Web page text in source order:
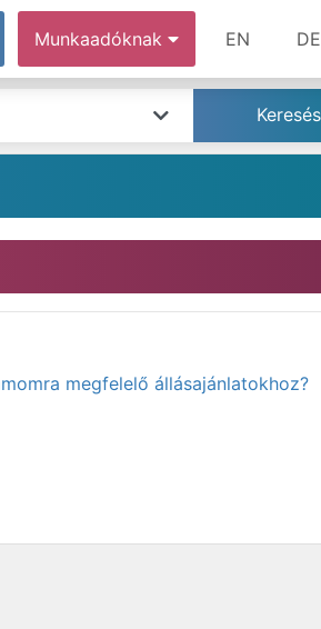
Munkaadóknak EN DE
megfelelő állásajánlatokhoz?